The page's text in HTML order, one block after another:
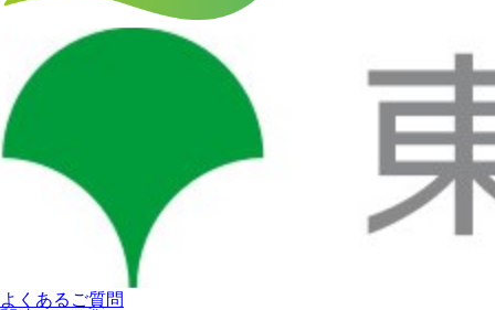
よくあるご質問